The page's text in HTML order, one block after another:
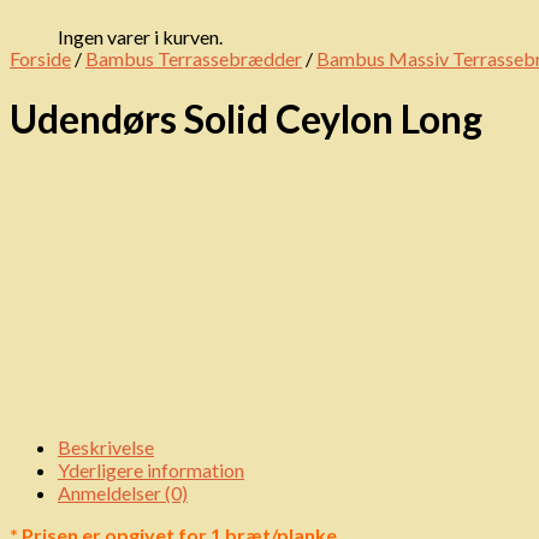
Ingen varer i kurven.
Forside / Bambus Terrassebrædder / Bambus Massiv
Udendørs Solid Ceylon Long
Beskrivelse
Yderligere information
Anmeldelser (0)